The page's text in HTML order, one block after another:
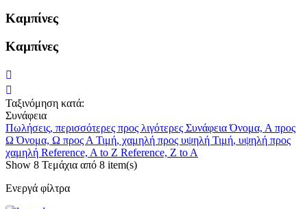
Καμπίνες
Καμπίνες
Ταξινόμηση κατά:
Συνάφεια
Πωλήσεις, περισσότερες προς λιγότερες ΣυνάφειαΌνομα, Α προς
ΩΌνομα, Ω προς Α Τιμή, χαμηλή προς υψηλή Τιμή, υψηλή προς
χαμηλή Reference, A to Z Reference, Z to A
Show 8 Τεμάχια από 8 item(s)
Ενεργά φίλτρα